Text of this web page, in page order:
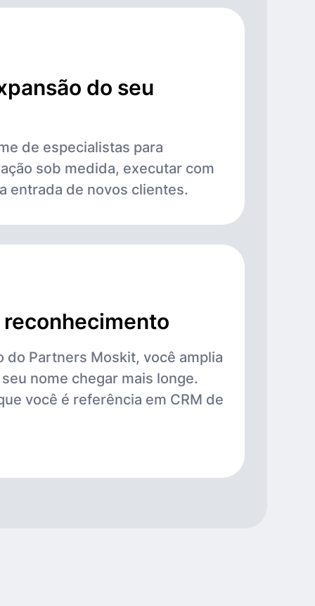
do seu
de especialistas para
sob medida, executar com
entrada de novos clientes.
do Partners Moskit, você amplia
nome chegar mais longe.
você é referência em CRM de